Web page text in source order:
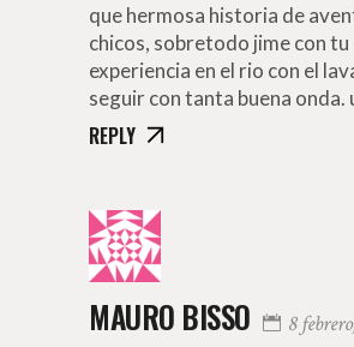
que hermosa historia de
chicos, sobretodo jime con tu
experiencia en el rio con el
seguir con tanta buena onda.
REPLY
MAURO BISSO 8